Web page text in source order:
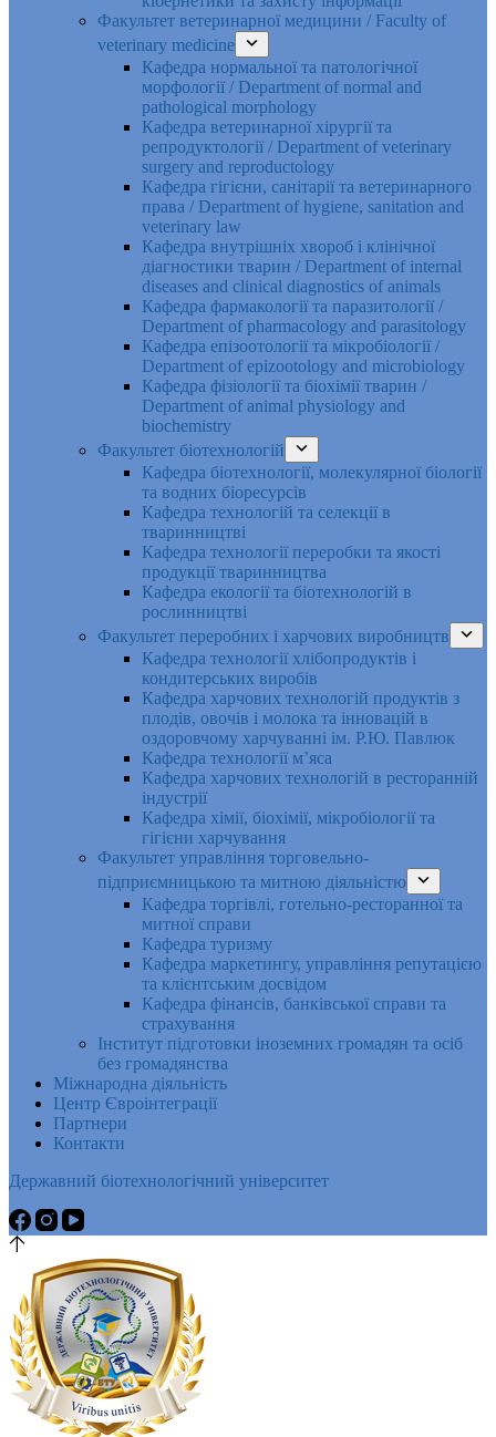
Факультет ветеринарної медицини / Faculty of
veterinary medicine
Кафедра нормальної та патологічної
морфології / Department of normal and
pathological morphology
Кафедра ветеринарної хірургії та
репродуктології / Department of veterinary
surgery and reproductology
Кафедра гігієни, санітарії та ветеринарного
права / Department of hygiene, sanitation and
veterinary law
Кафедра внутрішніх хвороб і клінічної
діагностики тварин / Department of internal
diseases and clinical diagnostics of animals
Кафедра фармакології та паразитології /
Department of pharmacology and parasitology
Кафедра епізоотології та мікробіології /
Department of epizootology and microbiology
Кафедра фізіології та біохімії тварин /
Department of animal physiology and
biochemistry
Факультет біотехнологій
Кафедра біотехнології, молекулярної біології
та водних біоресурсів
Кафедра технологій та селекції в
тваринництві
Кафедра технології переробки та якості
продукції тваринництва
Кафедра екології та біотехнологій в
рослинництві
Факультет переробних і харчових виробництв
Кафедра технології хлібопродуктів і
кондитерських виробів
Кафедра харчових технологій продуктів з
плодів, овочів і молока та інновацій в
оздоровчому харчуванні ім. Р.Ю. Павлюк
Кафедра технології м’яса
Кафедра харчових технологій в ресторанній
індустрії
Кафедра хімії, біохімії, мікробіології та
гігієни харчування
Факультет управління торговельно-
підприємницькою та митною діяльністю
Кафедра торгівлі, готельно-ресторанної та
митної справи
Кафедра туризму
Кафедра маркетингу, управління репутацією
та клієнтським досвідом
Кафедра фінансів, банківської справи та
страхування
Інститут підготовки іноземних громадян та осіб
без громадянства
Міжнародна діяльність
Центр Євроінтеграції
Партнери
Контакти
Державний біотехнологічний університет